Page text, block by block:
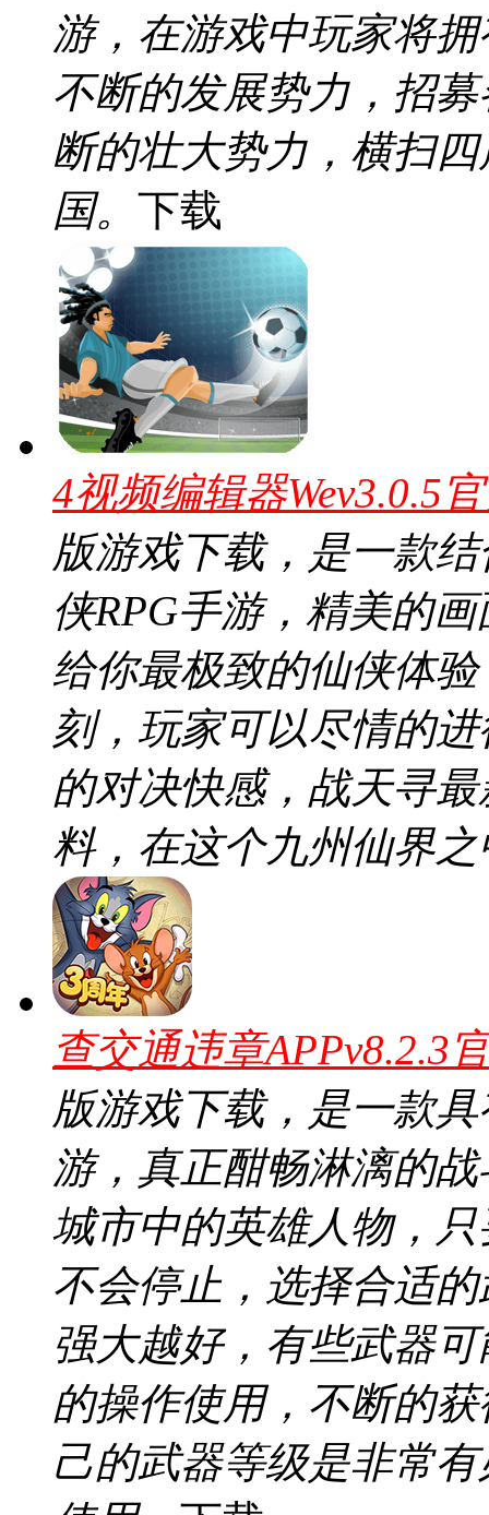
游，在游戏中玩家将
不断的发展势力，招
断的壮大势力，横扫
国。 下载
4视频编辑器Wev3.0.5
版游戏下载，是一款
侠RPG手游，精美的
给你最极致的仙侠体
刻，玩家可以尽情的
的对决快感，战天寻
料，在这个九州仙界
查交通违章APPv8.2.3
版游戏下载，是一款
游，真正酣畅淋漓的
城市中的英雄人物，
不会停止，选择合适
强大越好，有些武器
的操作使用，不断的
己的武器等级是非常